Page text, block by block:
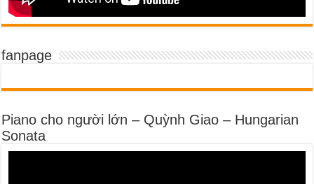
fanpage
Piano cho người lớn – Quỳnh Giao – Hungarian
Sonata